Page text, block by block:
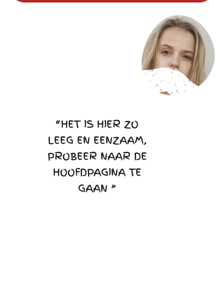
“HET IS HIER ZO
LEEG EN EENZAAM,
PROBEER NAAR DE
HOOFDPAGINA TE
GAAN ”